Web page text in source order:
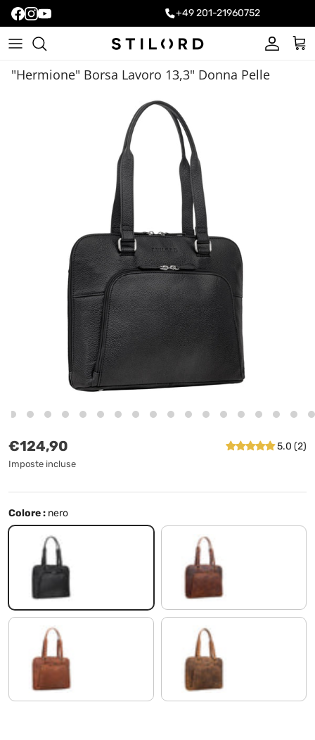
+49 201-21960752
Account
"Hermione" Borsa Lavoro 13,3" Donna Pelle
Prezzo normale
€124,90
Imposte incluse
5.0 (2)
Colore : nero
nero prestige - marrone
namibia - marrone torino - marrone